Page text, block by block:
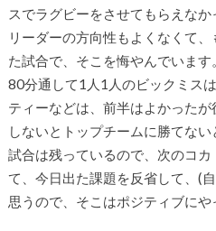
スでラグビーをさせてもらえなか
リーダーの方向性もよくなくて
た試合で、そこを悔やんでいます。
80分通して1人1人のビックミス
ティーなどは、前半はよかった
しないとトップチームに勝てな
試合は残っているので、次のコ
て、今日出た課題を反省して、(
思うので、そこはポジティブにや